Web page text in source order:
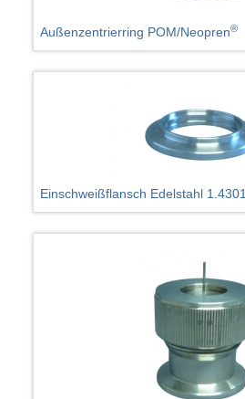
Außenzentrierring POM/Neopren®
Einschweißflansch Edelstahl 1.4301